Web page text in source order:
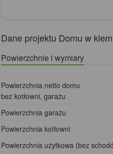
Dane projektu Domu w
Powierzchnie i wymiary
Powierzchnia netto domu
bez kotłowni, garażu
Powierzchnia garażu
Powierzchnia kotłowni
Powierzchnia użytkowa (bez